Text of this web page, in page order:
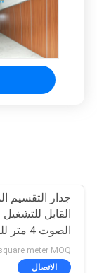
جدار التقسيم
القابل
الصوت 4 متر للكنيسة
الاتصال